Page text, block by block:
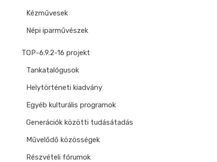
Kézművesek
Népi iparművészek
TOP-6.9.2-16 projekt
Tankatalógusok
Helytörténeti kiadvány
Egyéb kulturális programok
Generációk közötti tudásátadás
Művelődő közösségek
Részvételi fórumok